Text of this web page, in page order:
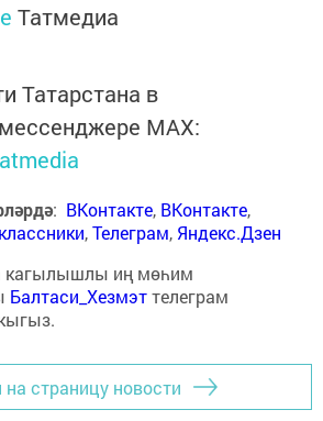
Татмедиа
Татарстана в
MАХ:
: ВКонтакте, ВКонтакте,
,Телеграм, Яндекс.Дзен
иң мөһим
Балтаси_Хезмэттелеграм
на страницу новости